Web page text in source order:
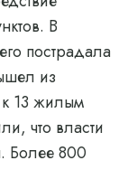
В
пострадала
из
13 жилым
что власти
Более 800